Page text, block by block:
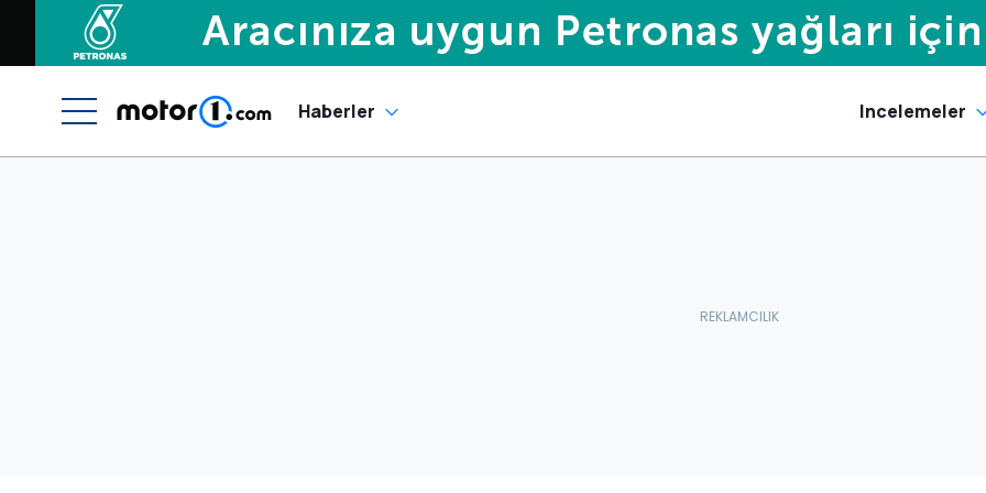
Haberler Incelemeler